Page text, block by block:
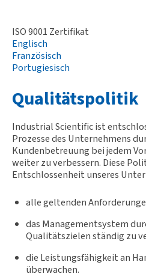
ISO 9001 Zertifikat
Englisch
Französisch
Portugiesisch
Qualitätspolitik
Industrial Scientific ist
Prozesse des Unternehmens
Kundenbetreuung bei jedem
weiter zu verbessern. Diese
Entschlossenheit unseres
alle geltenden
das Managementsystem
Qualitätszielen ständig zu
die Leistungsfähigkeit an
überwachen.